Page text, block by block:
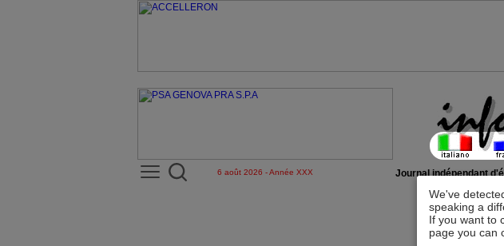
We've
speaking a
If you want to
page you can
6 août 2026 - Année XXX Journal indépendant